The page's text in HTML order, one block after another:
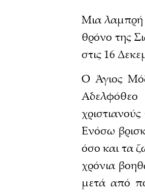
Μια λαμπρή
θρόνο της
στις 16
Ο Άγιος
Αδελφόθεο
Ενόσω
όσο και τα
χρόνια
μετά από